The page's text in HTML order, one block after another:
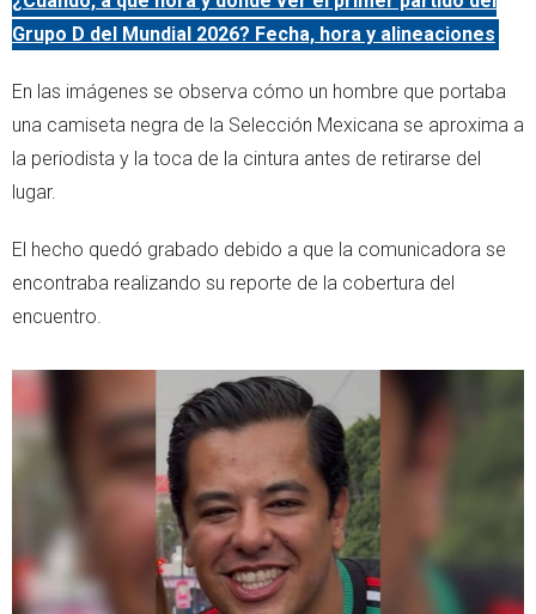
Grupo D del Mundial 2026? Fecha, hora y alineaciones
En las imágenes se observa cómo un hombre que portaba
una camiseta negra de la Selección Mexicana se aproxima a
la periodista y la toca de la cintura antes de retirarse del
lugar.
El hecho quedó grabado debido a que la comunicadora se
encontraba realizando su reporte de la cobertura del
encuentro.